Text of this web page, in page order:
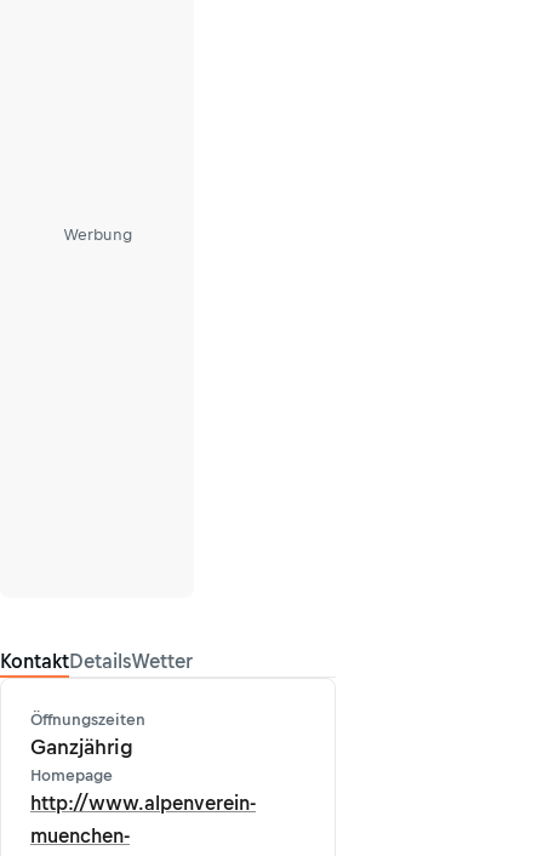
Werbung
KontaktDetailsWetter
Öffnungszeiten
Ganzjährig
Homepage
http://www.alpenverein-
muenchen-